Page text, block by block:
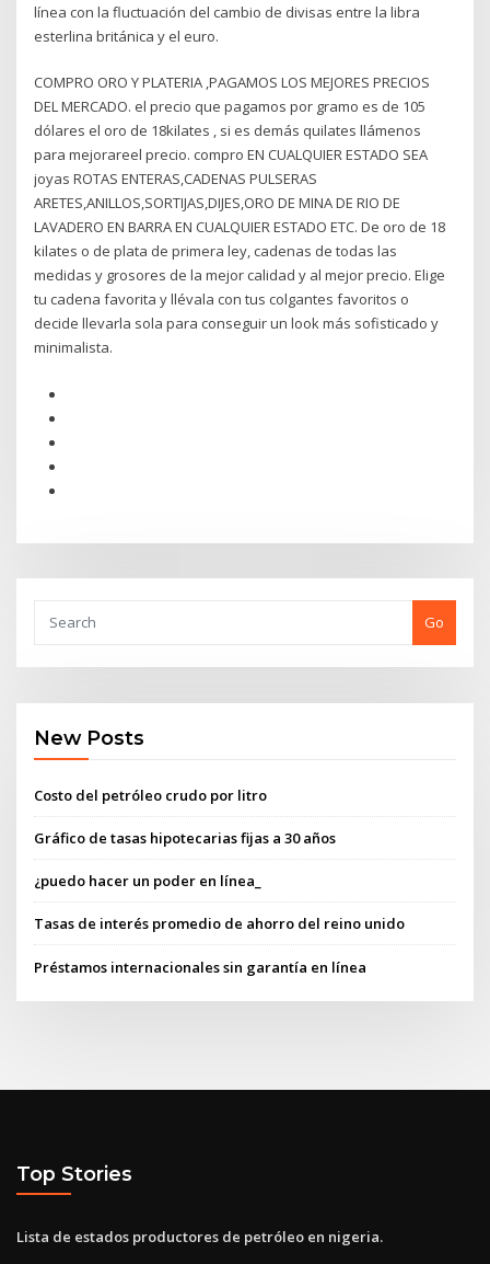
línea con la fluctuación del cambio de divisas entre la libra
esterlina británica y el euro.
COMPRO ORO Y PLATERIA ,PAGAMOS LOS MEJORES PRECIOS
DEL MERCADO. el precio que pagamos por gramo es de 105
dólares el oro de 18kilates , si es demás quilates llámenos
para mejorareel precio. compro EN CUALQUIER ESTADO SEA
joyas ROTAS ENTERAS,CADENAS PULSERAS
ARETES,ANILLOS,SORTIJAS,DIJES,ORO DE MINA DE RIO DE
LAVADERO EN BARRA EN CUALQUIER ESTADO ETC. De oro de 18
kilates o de plata de primera ley, cadenas de todas las
medidas y grosores de la mejor calidad y al mejor precio. Elige
tu cadena favorita y llévala con tus colgantes favoritos o
decide llevarla sola para conseguir un look más sofisticado y
minimalista.
Go
New Posts
Costo del petróleo crudo por litro
Gráfico de tasas hipotecarias fijas a 30 años
¿puedo hacer un poder en línea_
Tasas de interés promedio de ahorro del reino unido
Préstamos internacionales sin garantía en línea
Top Stories
Lista de estados productores de petróleo en nigeria.